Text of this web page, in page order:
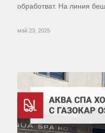
обработват. На линия
май 23, 2025